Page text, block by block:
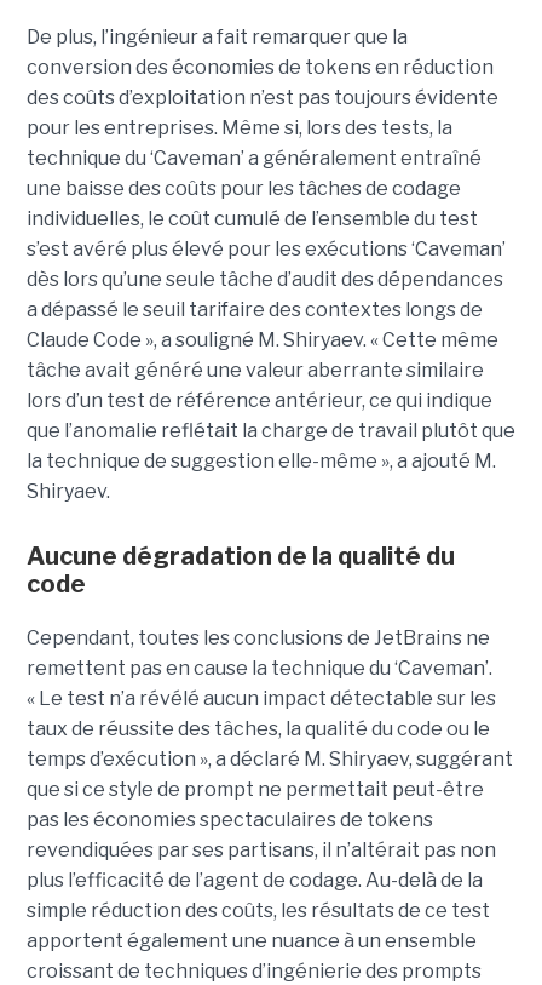
De plus, l’ingénieur a fait remarquer que la
conversion des économies de tokens en réduction
des coûts d’exploitation n’est pas toujours évidente
pour les entreprises. Même si, lors des tests, la
technique du ‘Caveman’ a généralement entraîné
une baisse des coûts pour les tâches de codage
individuelles, le coût cumulé de l’ensemble du test
s’est avéré plus élevé pour les exécutions ‘Caveman’
dès lors qu’une seule tâche d’audit des dépendances
a dépassé le seuil tarifaire des contextes longs de
Claude Code », a souligné M. Shiryaev. « Cette même
tâche avait généré une valeur aberrante similaire
lors d’un test de référence antérieur, ce qui indique
que l’anomalie reflétait la charge de travail plutôt que
la technique de suggestion elle-même », a ajouté M.
Shiryaev.
Aucune dégradation de la qualité du
code
Cependant, toutes les conclusions de JetBrains ne
remettent pas en cause la technique du ‘Caveman’.
« Le test n’a révélé aucun impact détectable sur les
taux de réussite des tâches, la qualité du code ou le
temps d’exécution », a déclaré M. Shiryaev, suggérant
que si ce style de prompt ne permettait peut-être
pas les économies spectaculaires de tokens
revendiquées par ses partisans, il n’altérait pas non
plus l’efficacité de l’agent de codage. Au-delà de la
simple réduction des coûts, les résultats de ce test
apportent également une nuance à un ensemble
croissant de techniques d’ingénierie des prompts